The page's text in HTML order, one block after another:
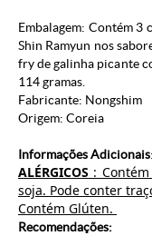
Embalagem: Contém 3
Shin Ramyun nos
fry de galinha picante
114 gramas.
Fabricante: Nongshim
Origem: Coreia
Informações Adicionais:
ALÉRGICOS :
soja. Pode conter
Contém Glúten.
Recomendações: